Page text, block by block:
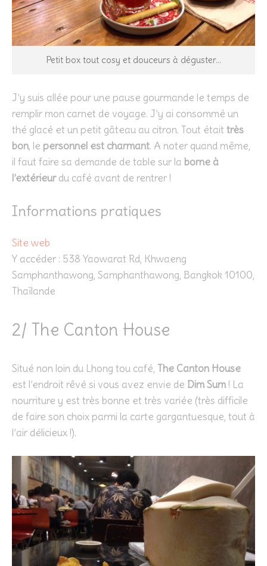
Petit box tout cosy et douceurs à déguster…
J’y suis allée pour une pause gourmande le temps de
remplir mon carnet de voyage. J’y ai consommé un
thé glacé et un petit gâteau au citron. Tout était très
bon, le personnel est charmant. A noter quand même,
il faut faire sa demande de table sur la borne à
l’extérieurdu café avant de rentrer !
Informations pratiques
Site web
Y accéder : 538 Yaowarat Rd, Khwaeng
Samphanthawong, Samphanthawong, Bangkok 10100,
Thaïlande
2/ The Canton House
Situé non loin du Lhong tou café, The Canton House
est l’endroit rêvé si vous avez envie de Dim Sum! La
nourriture y est très bonne et très variée (très difficile
de faire son choix parmi la carte gargantuesque, tout à
l’air délicieux !).